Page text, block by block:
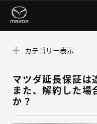
カテゴリー表示
マツダ延長保証は
また、解約した場
か？